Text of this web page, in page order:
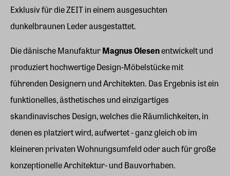
Exklusiv für die ZEIT in einem ausgesuchten
dunkelbraunen Leder ausgestattet.
Die dänische ManufakturMagnus Olesenentwickelt und
produziert hochwertige Design-Möbelstücke mit
führenden Designern und Architekten. Das Ergebnis ist ein
funktionelles, ästhetisches und einzigartiges
skandinavisches Design, welches die Räumlichkeiten, in
denen es platziert wird, aufwertet - ganz gleich ob im
kleineren privaten Wohnungsumfeld oder auch für große
konzeptionelle Architektur- und Bauvorhaben.